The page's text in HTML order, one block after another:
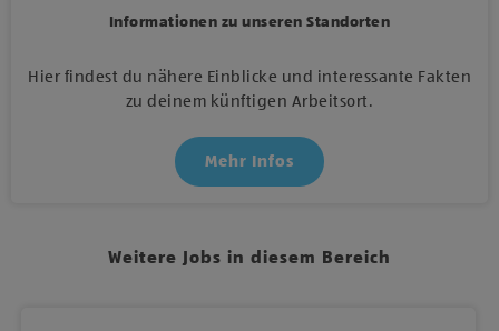
Informationen zu unseren Standorten
Hier findest du nähere Einblicke und interessante Fakten
zu deinem künftigen Arbeitsort.
Mehr Infos
Weitere Jobs in diesem Bereich